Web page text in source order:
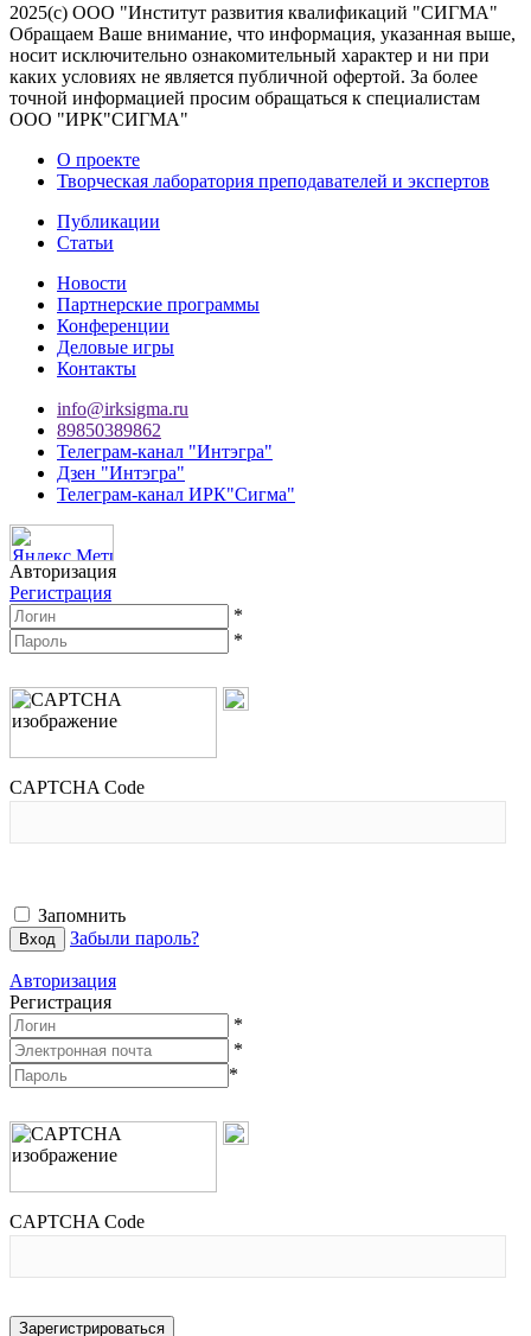
2025(с) ООО "Институт развития квалификаций "СИГМА"
Обращаем Ваше внимание, что информация, указанная выше,
носит исключительно ознакомительный характер и ни при
каких условиях не является публичной офертой. За более
точной информацией просим обращаться к специалистам
ООО "ИРК"СИГМА"
О проекте
Творческая лаборатория преподавателей и экспертов
Публикации
Статьи
Новости
Партнерские программы
Конференции
Деловые игры
Контакты
info@irksigma.ru
89850389862
Телеграм-канал "Интэгра"
Дзен "Интэгра"
Телеграм-канал ИРК"Сигма"
Авторизация
Регистрация
*
*
CAPTCHA Code
Запомнить
Забыли пароль?
Авторизация
Регистрация
*
*
*
CAPTCHA Code